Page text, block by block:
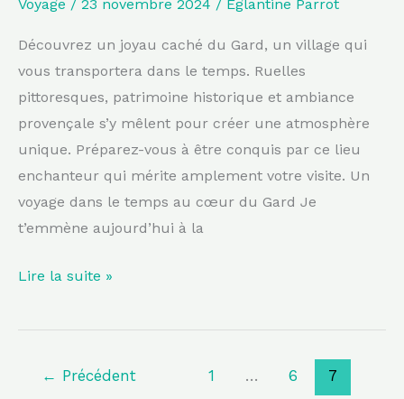
Voyage / 23 novembre 2024 / Eglantine Parrot
Découvrez un joyau caché du Gard, un village qui
vous transportera dans le temps. Ruelles
pittoresques, patrimoine historique et ambiance
provençale s’y mêlent pour créer une atmosphère
unique. Préparez-vous à être conquis par ce lieu
enchanteur qui mérite amplement votre visite. Un
voyage dans le temps au cœur du Gard Je
t’emmène aujourd’hui à la
surtout
Lire la suite »
← Précédent 1 … 6 7